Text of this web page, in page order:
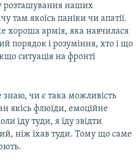
розташування наших
там якоїсь паніки чи апатії.
хороша армія, яка навчилася
порядок і розуміння, хто і що
ситуація на фронті
знаю, чи є така можливість
якісь флюїди, емоційне
їду туди, я їду звідти
ніж їхав туди. Тому що саме